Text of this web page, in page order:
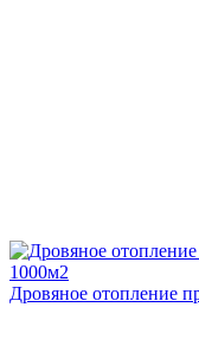
Дровяное отопление